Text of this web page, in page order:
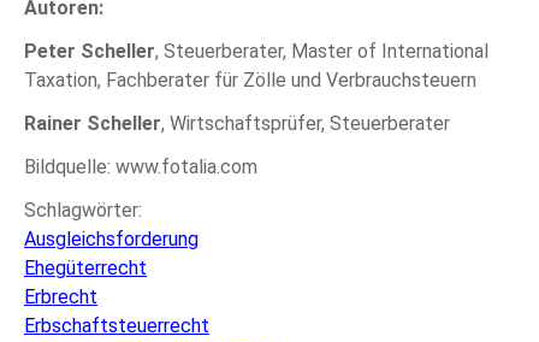
Autoren:
Peter Scheller, Steuerberater, Master of International
Taxation, Fachberater für Zölle und Verbrauchsteuern
Rainer Scheller, Wirtschaftsprüfer, Steuerberater
Bildquelle: www.fotalia.com
Schlagwörter:
Ausgleichsforderung
Ehegüterrecht
Erbrecht
Erbschaftsteuerrecht